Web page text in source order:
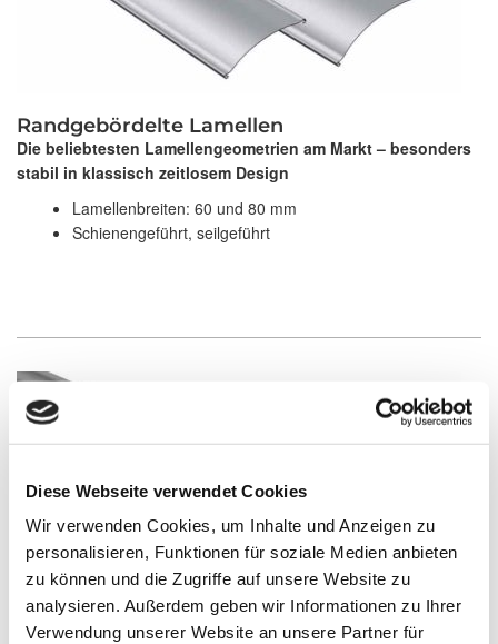
Diese Webseite verwendet Cookies
Wir verwenden Cookies, um Inhalte und Anzeigen zu
personalisieren, Funktionen für soziale Medien anbieten
zu können und die Zugriffe auf unsere Website zu
analysieren. Außerdem geben wir Informationen zu Ihrer
Verwendung unserer Website an unsere Partner für
Randgebördelte Lamellen
Die beliebtesten Lamellengeometrien am Markt – besonders
stabil in klassisch zeitlosem Design
Lamellenbreiten: 60 und 80 mm
Schienengeführt, seilgeführt